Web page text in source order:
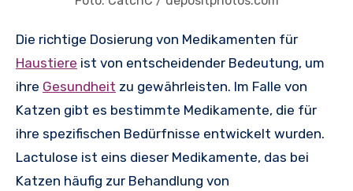
Die richtige Dosierung von Medikamenten für
Haustiere ist von entscheidender Bedeutung, um
ihre Gesundheit zu gewährleisten. Im Falle von
Katzen gibt es bestimmte Medikamente, die für
ihre spezifischen Bedürfnisse entwickelt wurden.
Lactulose ist eins dieser Medikamente, das bei
Katzen häufig zur Behandlung von